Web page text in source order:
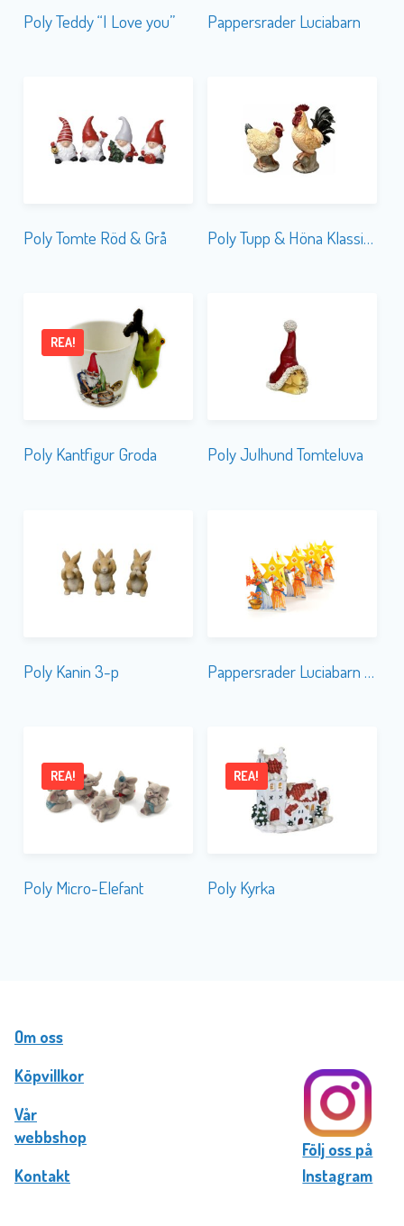
Poly Teddy “I Love you” Pappersrader Luciabarn
Poly Tomte Röd & Grå Poly Tupp & Höna Klassisk
Poly Kantfigur Groda
REA!
Poly Julhund Tomteluva
Poly Kanin 3-p Pappersrader Luciabarn Mini
Poly Micro-Elefant
REA!
Poly Kyrka
REA!
Om oss
Köpvillkor
Vår
webbshop
Kontakt
Följ oss på
Instagram